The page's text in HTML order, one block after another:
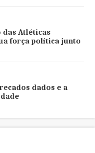
das Atléticas
força política junto
dados e a